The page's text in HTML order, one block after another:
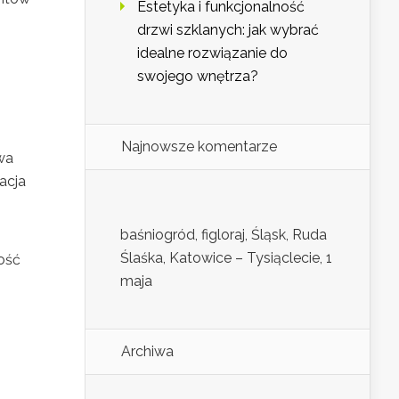
Estetyka i funkcjonalność
drzwi szklanych: jak wybrać
idealne rozwiązanie do
swojego wnętrza?
Najnowsze komentarze
baśniogród, figloraj, Śląsk, Ruda
Ślaśka, Katowice – Tysiąclecie, 1
maja
Archiwa